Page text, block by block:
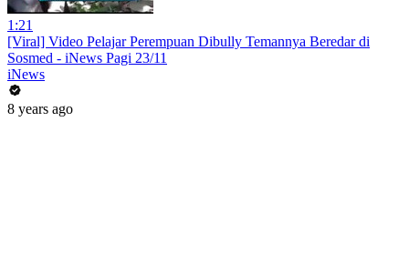
1:21
[Viral] Video Pelajar Perempuan Dibully Temannya Beredar di
Sosmed - iNews Pagi 23/11
iNews
8 years ago